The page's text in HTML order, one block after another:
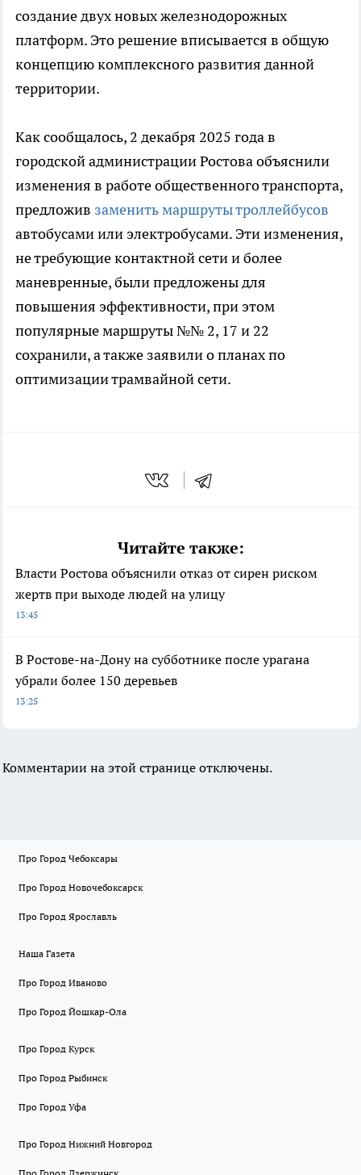
создание двух новых железнодорожных
платформ. Это решение вписывается в общую
концепцию комплексного развития данной
территории.
Как сообщалось, 2 декабря 2025 года в
городской администрации Ростова объяснили
изменения в работе общественного транспорта,
предложив заменить маршруты троллейбусов
автобусами или электробусами. Эти изменения,
не требующие контактной сети и более
маневренные, были предложены для
повышения эффективности, при этом
популярные маршруты №№ 2, 17 и 22
сохранили, а также заявили о планах по
оптимизации трамвайной сети.
Читайте также:
Власти Ростова объяснили отказ от сирен риском
жертв при выходе людей на улицу
13:45
В Ростове-на-Дону на субботнике после урагана
убрали более 150 деревьев
13:25
Комментарии на этой странице отключены.
Про Город Чебоксары
Про Город Новочебоксарск
Про Город Ярославль
Наша Газета
Про Город Иваново
Про Город Йошкар-Ола
Про Город Курск
Про Город Рыбинск
Про Город Уфа
Про Город Нижний Новгород